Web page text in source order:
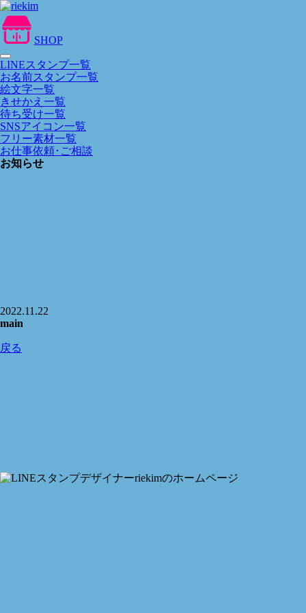
SHOP
LINEスタンプ一覧
お名前スタンプ一覧
絵文字一覧
きせかえ一覧
待ち受け一覧
SNSアイコン一覧
フリー素材一覧
お仕事依頼･ご相談
お知らせ
2022.11.22
main
戻る